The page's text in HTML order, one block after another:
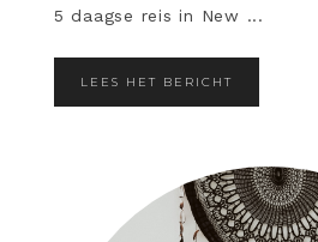
5 daagse reis in New ...
LEES HET BERICHT